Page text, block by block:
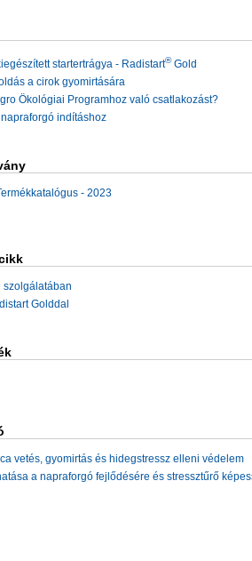
startertrágya - Radistart®Gold
a cirok gyomirtására
Ökológiai Programhoz való csatlakozást?
indításhoz
- 2023
szolgálatában
Golddal
vetés, gyomirtás és hidegstressz elleni védelem
a napraforgó fejlődésére és stressztűrő